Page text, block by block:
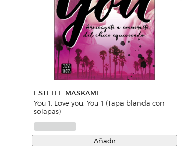
ESTELLE MASKAME
You 1. Love you: You 1 (Tapa blanda con
solapas)
Añadir